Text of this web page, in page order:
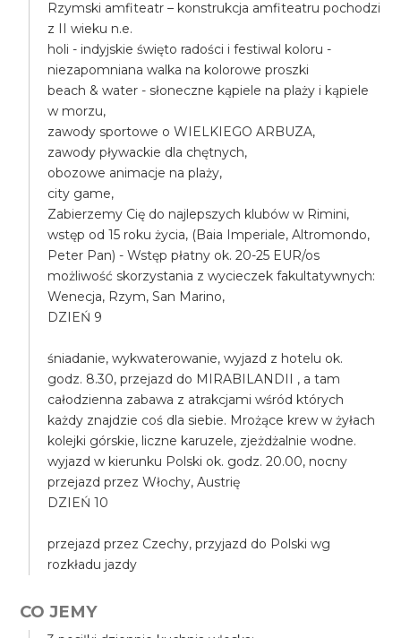
Rzymski amfiteatr – konstrukcja amfiteatru pochodzi
z II wieku n.e.
holi - indyjskie święto radości i festiwal koloru -
niezapomniana walka na kolorowe proszki
beach & water - słoneczne kąpiele na plaży i kąpiele
w morzu,
zawody sportowe o WIELKIEGO ARBUZA,
zawody pływackie dla chętnych,
obozowe animacje na plaży,
city game,
Zabierzemy Cię do najlepszych klubów w Rimini,
wstęp od 15 roku życia, (Baia Imperiale, Altromondo,
Peter Pan) - Wstęp płatny ok. 20-25 EUR/os
możliwość skorzystania z wycieczek fakultatywnych:
Wenecja, Rzym, San Marino,
DZIEŃ 9
śniadanie, wykwaterowanie, wyjazd z hotelu ok.
godz. 8.30, przejazd do MIRABILANDII , a tam
całodzienna zabawa z atrakcjami wśród których
każdy znajdzie coś dla siebie. Mrożące krew w żyłach
kolejki górskie, liczne karuzele, zjeżdżalnie wodne.
wyjazd w kierunku Polski ok. godz. 20.00, nocny
przejazd przez Włochy, Austrię
DZIEŃ 10
przejazd przez Czechy, przyjazd do Polski wg
rozkładu jazdy
CO JEMY